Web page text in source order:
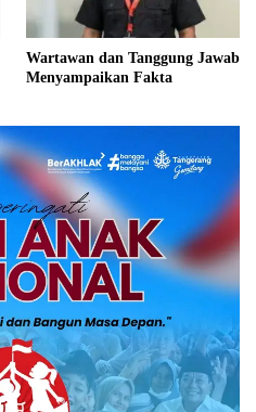
Wartawan dan Tanggung Jawab
Menyampaikan Fakta